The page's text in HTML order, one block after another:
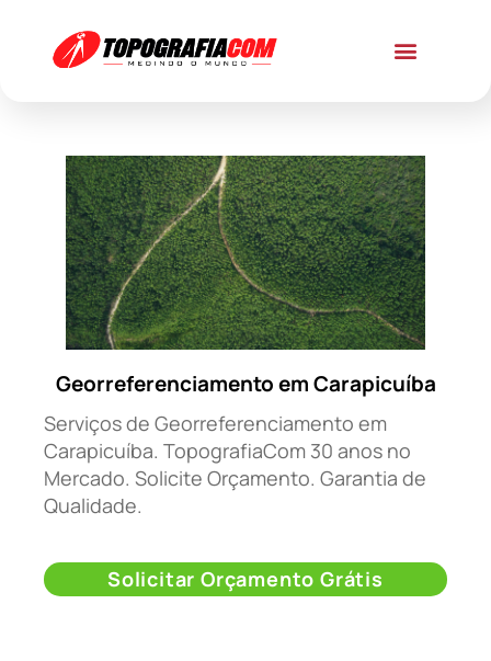
Georreferenciamento em Carapicuíba
Serviços de Georreferenciamento em
Carapicuíba. TopografiaCom 30 anos no
Mercado. Solicite Orçamento. Garantia de
Qualidade.
Solicitar Orçamento Grátis